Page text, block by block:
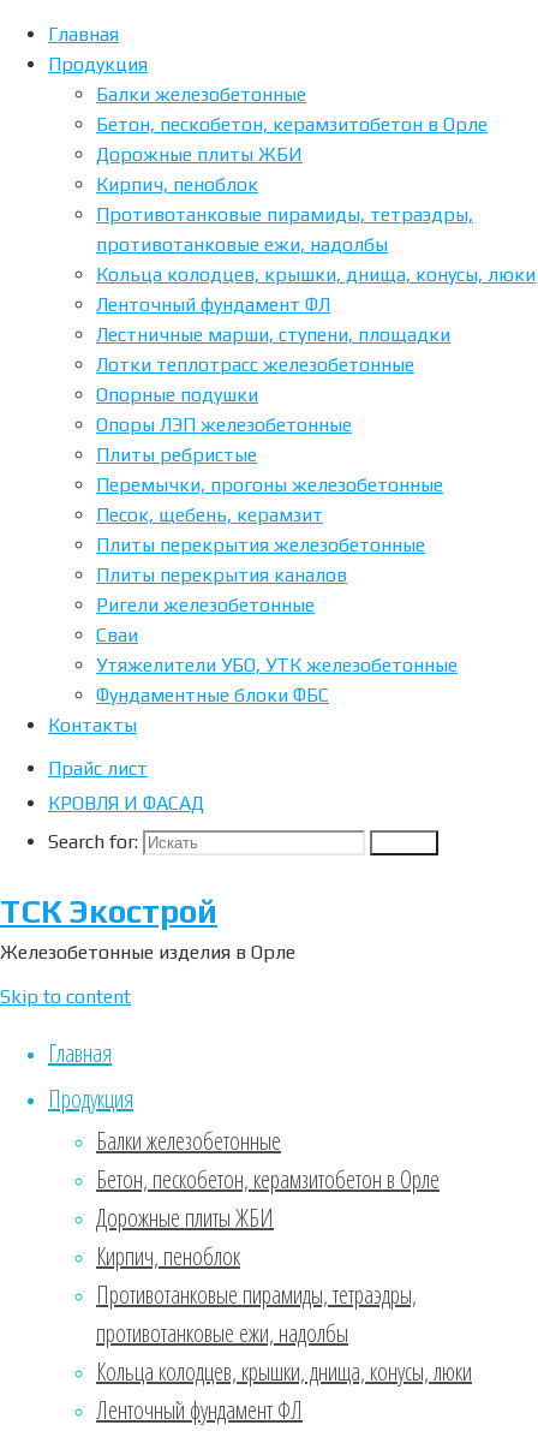
Главная
Продукция
Балки железобетонные
Бетон, пескобетон, керамзитобетон в Орле
Дорожные плиты ЖБИ
Кирпич, пеноблок
Противотанковые пирамиды, тетраэдры,
противотанковые ежи, надолбы
Кольца колодцев, крышки, днища, конусы, люки
Ленточный фундамент ФЛ
Лестничные марши, ступени, площадки
Лотки теплотрасс железобетонные
Опорные подушки
Опоры ЛЭП железобетонные
Плиты ребристые
Перемычки, прогоны железобетонные
Песок, щебень, керамзит
Плиты перекрытия железобетонные
Плиты перекрытия каналов
Ригели железобетонные
Сваи
Утяжелители УБО, УТК железобетонные
Фундаментные блоки ФБС
Контакты
Прайс лист
КРОВЛЯ И ФАСАД
Search for:
ТСК Экострой
Железобетонные изделия в Орле
Skip to content
Главная
Продукция
Балки железобетонные
Бетон, пескобетон, керамзитобетон в Орле
Дорожные плиты ЖБИ
Кирпич, пеноблок
Противотанковые пирамиды, тетраэдры,
противотанковые ежи, надолбы
Кольца колодцев, крышки, днища, конусы, люки
Ленточный фундамент ФЛ
tagged "бетон"
Метка:
бетон
Бетон,
пескобетон,
керамзитобетон
в Орле
в Орле –
популярный и
товар для всех
сфер
строительства.
самым
современным
технологиям с
применением
высококачественных
составляющих.
ассортименте
бетон на
гранитном и